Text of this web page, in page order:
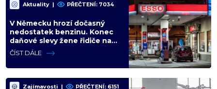
Aktuality | PŘEČTENÍ: 7034
V Německu hrozí dočasný
nedostatek benzinu. Konec
daňové slevy žene řidiče na
pumpy, zásoby nemusí stačit
ČÍST DÁLE
Zajímavosti | PŘEČTENÍ: 6151